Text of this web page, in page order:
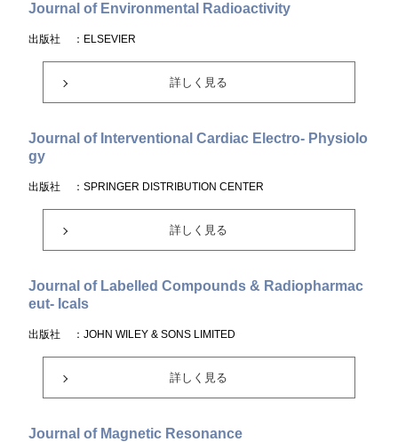
Journal of Environmental Radioactivity
出版社 ：ELSEVIER
詳しく見る
Journal of Interventional Cardiac Electro- Physiolo
gy
出版社 ：SPRINGER DISTRIBUTION CENTER
詳しく見る
Journal of Labelled Compounds & Radiopharmac
eut- Icals
出版社 ：JOHN WILEY & SONS LIMITED
詳しく見る
Journal of Magnetic Resonance